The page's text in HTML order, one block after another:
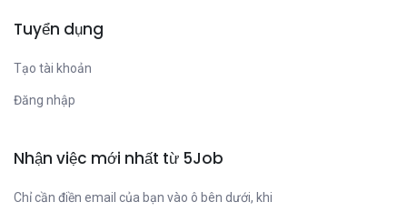
Tuyển dụng
Tạo tài khoản
Đăng nhập
Nhận việc mới nhất từ 5Job
Chỉ cần điền email của bạn vào ô bên dưới, khi